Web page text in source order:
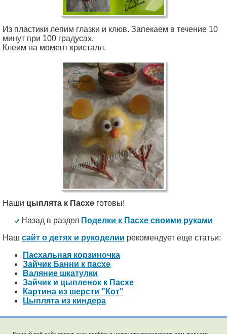
Из пластики лепим глазки и клюв. Запекаем в течение 10
минут при 100 градусах.
Клеим на момент кристалл.
Наши цыплята к Пасхе готовы!
Назад в раздел Поделки к Пасхе своими руками
Наш сайт о детях и рукоделии рекомендует еще статьи:
Пасхальная корзиночка
Зайчик Банни к пасхе
Валяние шкатулки
Зайчик и цыпленок к Пасхе
Картина из шерсти "Кот"
Цыплята из киндера